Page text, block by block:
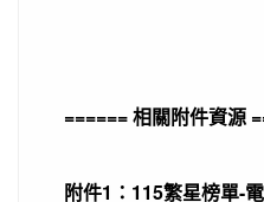
====== 相關附件資源
附件1：115繁星榜單-